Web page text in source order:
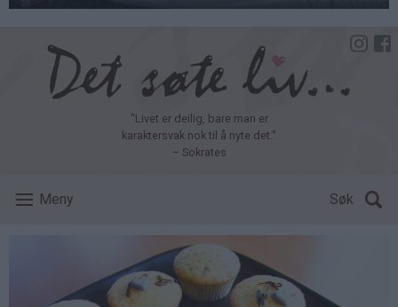
"Livet er deilig, bare man er
karaktersvak nok til å nyte det."
– Sokrates
Meny Søk